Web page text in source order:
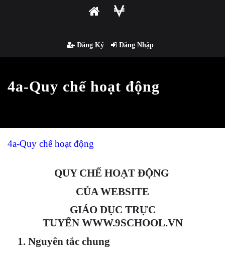
Đăng Ký Đăng Nhập
4a-Quy chế hoạt động
4a-Quy chế hoạt động
QUY CHẾ HOẠT ĐỘNG
CỦAWEBSITE
GIÁO DỤC TRỰC
TUYẾN WWW.9SCHOOL.VN
1. Nguyên tắc chung